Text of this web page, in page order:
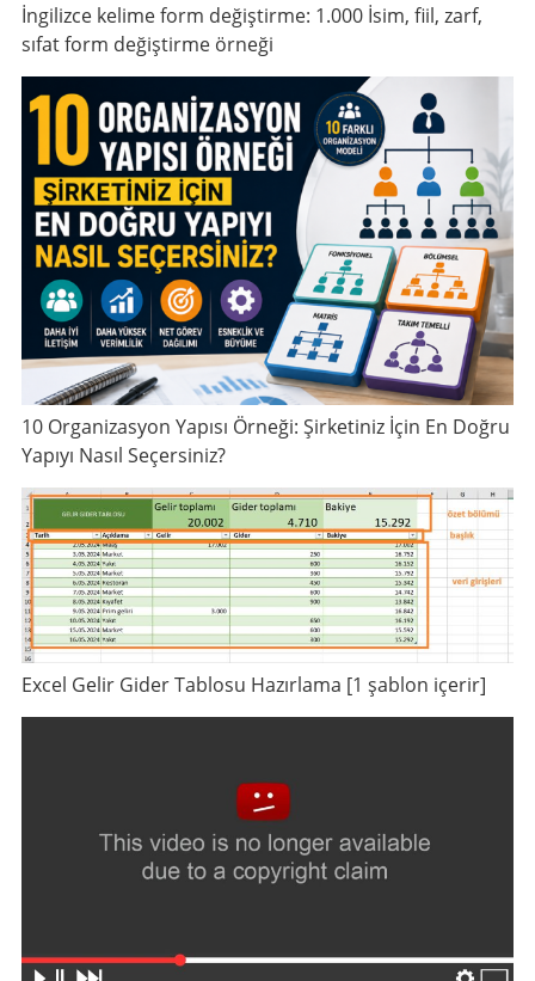
İngilizce kelime form değiştirme: 1.000 İsim, fiil, zarf,
sıfat form değiştirme örneği
10 Organizasyon Yapısı Örneği: Şirketiniz İçin En Doğru
Yapıyı Nasıl Seçersiniz?
Excel Gelir Gider Tablosu Hazırlama [1 şablon içerir]